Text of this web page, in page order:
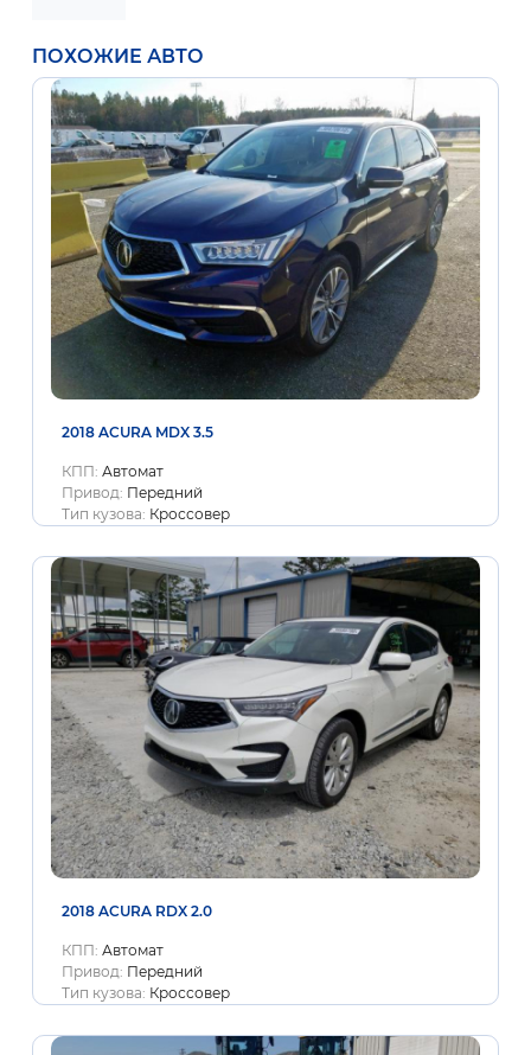
ПОХОЖИЕ АВТО
2018 ACURA MDX 3.5
КПП: Автомат
Привод: Передний
Тип кузова: Кроссовер
2018 ACURA RDX 2.0
КПП: Автомат
Привод: Передний
Тип кузова: Кроссовер